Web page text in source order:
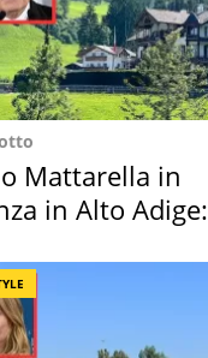
Mattarella in
in Alto